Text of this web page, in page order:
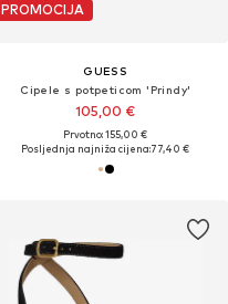
PROMOCIJA
GUESS
Cipele s potpeticom 'Prindy'
105,00 €
Prvotno: 155,00 €
Posljednja najniža cijena:77,40 €